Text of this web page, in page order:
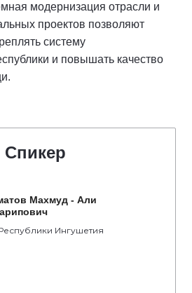
модернизация отрасли и
проектов позволяют
систему
и повышать качество
Спикер
Махмуд - Али
Ингушетия